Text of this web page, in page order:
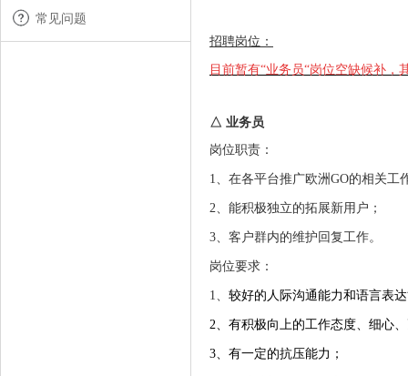
常见问题
招聘岗位：
目前暂有“业务员“岗位空缺候补，
△ 业务员
岗位职责：
1、在各平台推广欧洲GO的相关工
2、能积极独立的拓展新用户；
3、客户群内的维护回复工作。
岗位要求：
1、 较好的人际沟通能力和语言表
2、有积极向上的工作态度、细心
3、有一定的抗压能力；